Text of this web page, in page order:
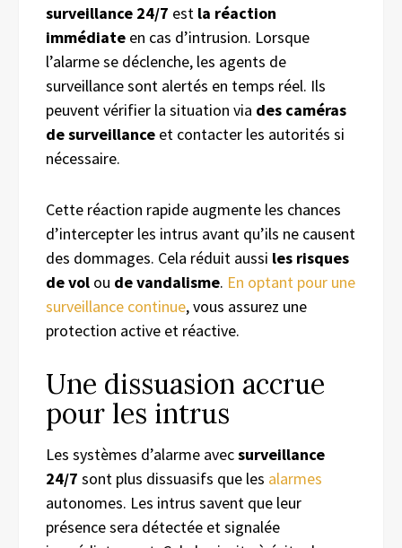
surveillance 24/7 est la réaction
immédiate en cas d’intrusion. Lorsque
l’alarme se déclenche, les agents de
surveillance sont alertés en temps réel. Ils
peuvent vérifier la situation via des caméras
de surveillance et contacter les autorités si
nécessaire.
Cette réaction rapide augmente les chances
d’intercepter les intrus avant qu’ils ne causent
des dommages. Cela réduit aussi les risques
de vol ou de vandalisme. En optant pour une
surveillance continue, vous assurez une
protection active et réactive.
Une dissuasion accrue
pour les intrus
Les systèmes d’alarme avecsurveillance
24/7 sont plus dissuasifs que les alarmes
autonomes. Les intrus savent que leur
présence sera détectée et signalée